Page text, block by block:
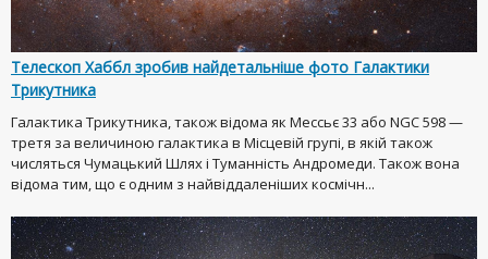
Телескоп Хаббл зробив найдетальніше фото Галактики
Трикутника
Галактика Трикутника, також відома як Мессьє 33 або NGC 598 —
третя за величиною галактика в Місцевій групі, в якій також
числяться Чумацький Шлях і Туманність Андромеди. Також вона
відома тим, що є одним з найвіддаленіших космічн...